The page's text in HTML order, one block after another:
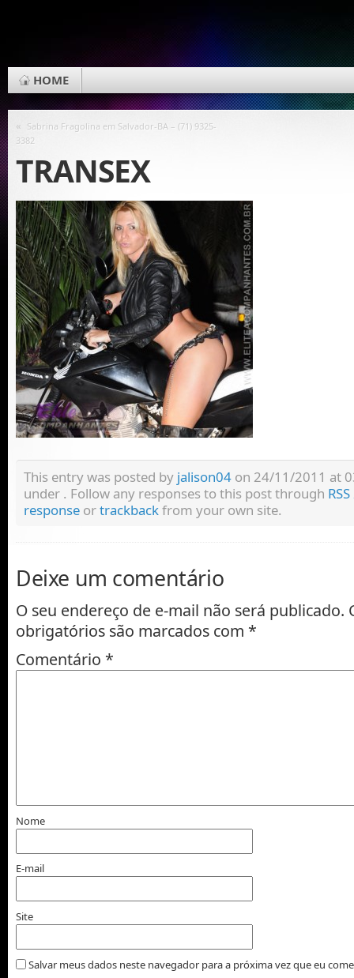
HOME
« Sabrina Fragolina em Salvador-BA – (71) 9325-
TRANSEX
This entry was posted by jalison04 on 24/11/2011 at
under . Follow any responses to this post through
response ortrackbackfrom your own site.
Deixe um comentário
O seu endereço de e-mail não será publicado.
obrigatórios são marcados com *
Comentário *
Nome
E-mail
Site
Salvar meus dados neste navegador para a próxima vez que eu